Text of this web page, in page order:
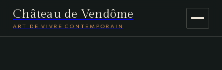
Château de Vendôme
ART DE VIVRE CONTEMPORAIN